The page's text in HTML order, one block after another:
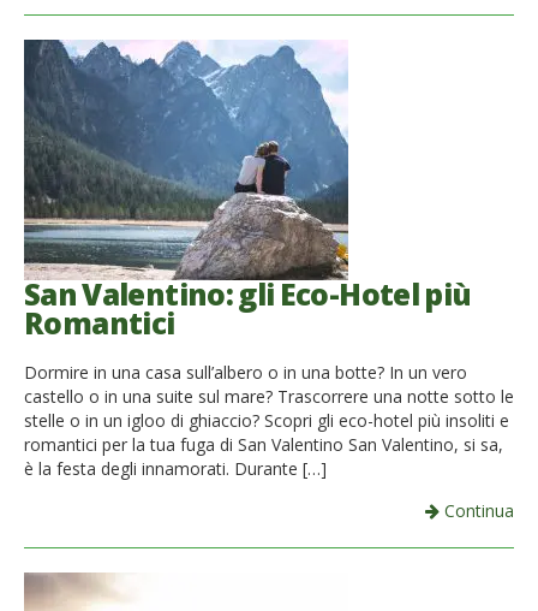
San Valentino: gli Eco-Hotel più
Romantici
Dormire in una casa sull’albero o in una botte? In un vero
castello o in una suite sul mare? Trascorrere una notte sotto le
stelle o in un igloo di ghiaccio? Scopri gli eco-hotel più insoliti e
romantici per la tua fuga di San Valentino San Valentino, si sa,
è la festa degli innamorati. Durante […]
Continua